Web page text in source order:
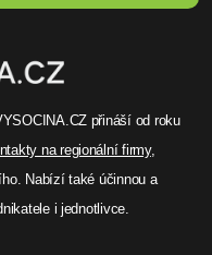
přináší od roku
na regionální firmy,
Nabízí také účinnou a
i jednotlivce.